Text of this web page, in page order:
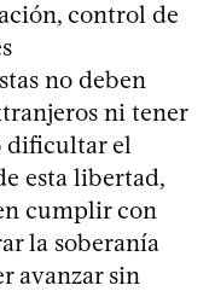
control de
no deben
ni tener
dificultar el
esta libertad,
cumplir con
la soberanía
avanzar sin